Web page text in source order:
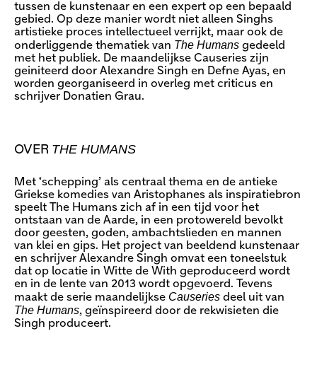
tussen de kunstenaar en een expert op een bepaald
gebied. Op deze manier wordt niet alleen Singhs
artistieke proces intellectueel verrijkt, maar ook de
onderliggende thematiek van The Humans gedeeld
met het publiek. De maandelijkse Causeries zijn
geiniteerd door Alexandre Singh en Defne Ayas, en
worden georganiseerd in overleg met criticus en
schrijver Donatien Grau.
OVER THE HUMANS
Met ‘schepping’ als centraal thema en de antieke
Griekse komedies van Aristophanes als inspiratiebron
speelt The Humans zich af in een tijd voor het
ontstaan van de Aarde, in een protowereld bevolkt
door geesten, goden, ambachtslieden en mannen
van klei en gips. Het project van beeldend kunstenaar
en schrijver Alexandre Singh omvat een toneelstuk
dat op locatie in Witte de With geproduceerd wordt
en in de lente van 2013 wordt opgevoerd. Tevens
maakt de serie maandelijkse Causeries deel uit van
The Humans, geïnspireerd door de rekwisieten die
Singh produceert.